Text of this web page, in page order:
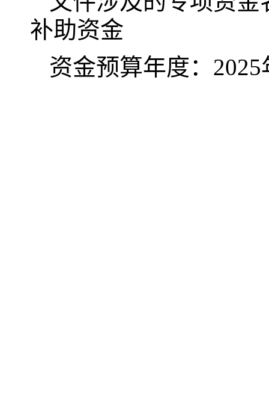
补助资金
资金预算年度： 2025